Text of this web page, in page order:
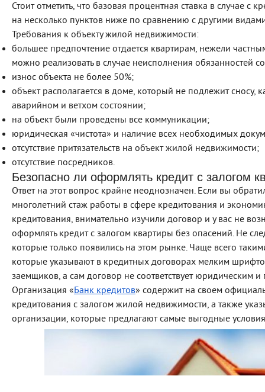
Стоит отметить, что базовая процентная ставка в случае
на несколько пунктов ниже по сравнению с другими
Требования к объекту жилой недвижимости:
большее предпочтение отдается квартирам, нежели
можно реализовать в случае неисполнения обязанностей
износ объекта не более 50%;
объект располагается в доме, который не подлежит сносу,
аварийном и ветхом состоянии;
на объект были проведены все коммуникации;
юридическая «чистота» и наличие всех необходимых
отсутствие притязательств на объект жилой недвижимости;
отсутствие посредников.
Безопасно ли оформлять кредит с залогом
Ответ на этот вопрос крайне неоднозначен. Если вы
многолетний стаж работы в сфере кредитования и
кредитования, внимательно изучили договор и у вас не
оформлять кредит с залогом квартиры без опасений. Не
которые только появились на этом рынке. Чаще всего
которые указывают в кредитных договорах мелким
заемщиков, а сам договор не соответствует юридическим
Организация «Банк кредитов» содержит на своем
кредитования с залогом жилой недвижимости, а также
организации, которые предлагают самые выгодные